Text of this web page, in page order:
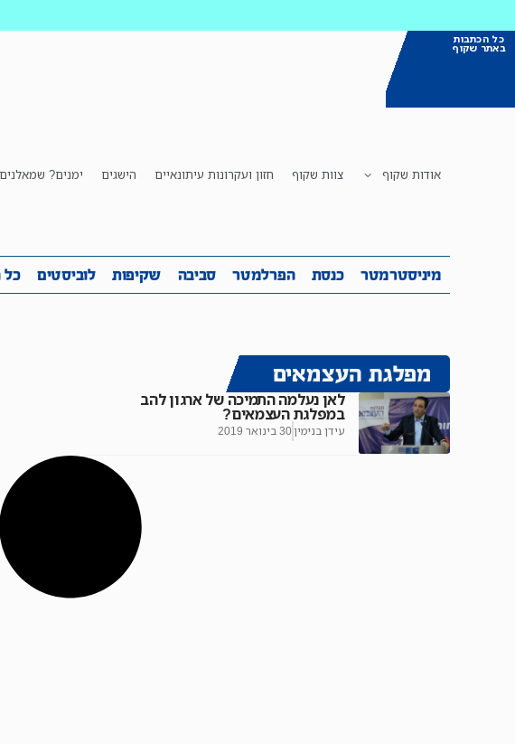
כל הכתבות
באתר שקוף
אודות שקוף צוות שקוף חזון ועקרונות עיתונאיים הישגים ימנים?
מיניסטרמטר כנסת הפרלמטר סביבה שקיפות לוביסטים כל
מיניסטרמטר כנסת הפרלמטר סביבה
מפלגת העצמאים
לאן נעלמה התמיכה של ארגון להב
במפלגת העצמאים?
עידן בנימין30 בינואר 2019